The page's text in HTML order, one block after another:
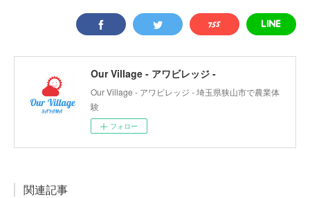
Our Village - アワビレッジ -
Our Village - アワビレッジ - 埼玉県狭山市で農業体
験
フォロー
関連記事